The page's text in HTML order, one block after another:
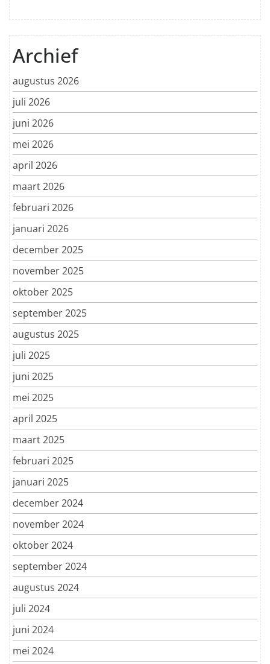
Archief
augustus 2026
juli 2026
juni 2026
mei 2026
april 2026
maart 2026
februari 2026
januari 2026
december 2025
november 2025
oktober 2025
september 2025
augustus 2025
juli 2025
juni 2025
mei 2025
april 2025
maart 2025
februari 2025
januari 2025
december 2024
november 2024
oktober 2024
september 2024
augustus 2024
juli 2024
juni 2024
mei 2024